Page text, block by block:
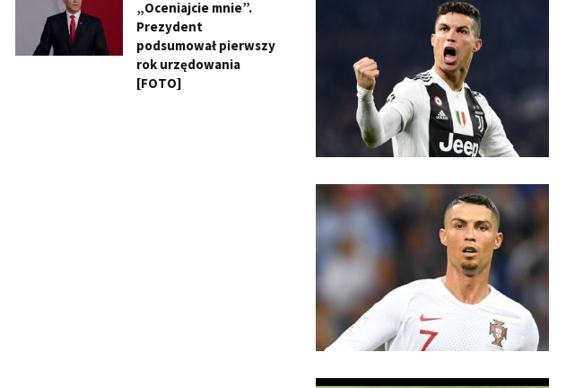
„Oceniajcie mnie”.
Prezydent
podsumował pierwszy
rok urzędowania
[FOTO]